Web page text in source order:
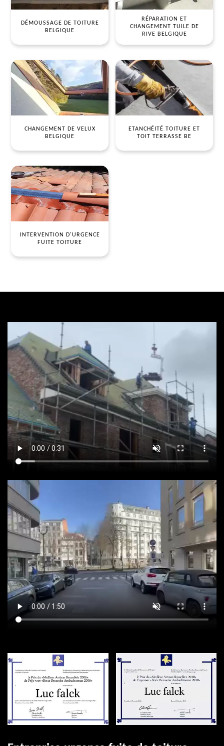
DÉMOUSSAGE DE TOITURE
BELGIQUE
RÉPARATION ET
CHANGEMENT TUILE DE
RIVE BELGIQUE
CHANGEMENT DE VELUX
BELGIQUE
ETANCHÉITÉ TOITURE ET
TOIT TERRASSE BE
INTERVENTION D'URGENCE
FUITE TOITURE